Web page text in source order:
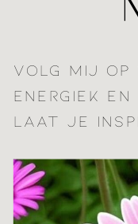
VOLG MIJ OP
ENERGIEK
LAAT JE